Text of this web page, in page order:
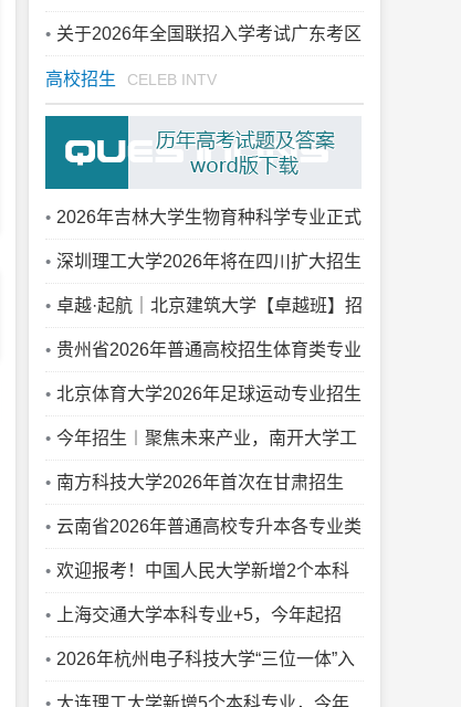
志愿考生须知
关于2026年全国联招入学考试广东考区
考点安排的通知
高校招生 CELEB INTV
2026年吉林大学生物育种科学专业正式
招生
深圳理工大学2026年将在四川扩大招生
规模
卓越·起航｜北京建筑大学【卓越班】招
生全解读
贵州省2026年普通高校招生体育类专业
省级统考成绩录取控制分数线
北京体育大学2026年足球运动专业招生
办法
今年招生︱聚焦未来产业，南开大学工
科试验班（未来产业精英）重磅升级
南方科技大学2026年首次在甘肃招生
云南省2026年普通高校专升本各专业类
别最低录取控制分数线
欢迎报考！中国人民大学新增2个本科
专业！
上海交通大学本科专业+5，今年起招
生！
2026年杭州电子科技大学“三位一体”入
围考生综合素质测试成绩公布
大连理工大学新增5个本科专业，今年